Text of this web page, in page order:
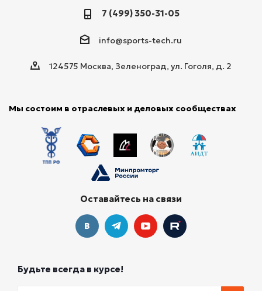
7 (499) 350-31-05
info@sports-tech.ru
124575 Москва, Зеленоград, ул. Гоголя, д. 2
Мы состоим в отраслевых и деловых сообществах
Оставайтесь на связи
Будьте всегда в курсе!